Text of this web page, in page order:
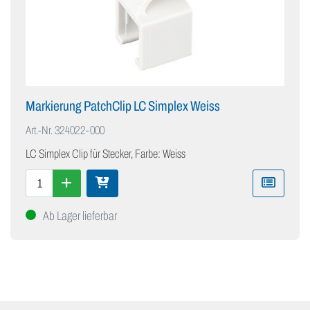
Markierung PatchClip LC Simplex Weiss
Art.-Nr.324022-000
LC Simplex Clip für Stecker, Farbe: Weiss
Ab Lager lieferbar